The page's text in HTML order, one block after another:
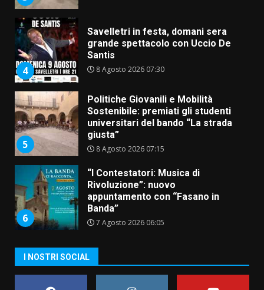
4
Savelletri in festa, domani sera
grande spettacolo con Uccio De
Santis
8 Agosto 2026 07:30
5
Politiche Giovanili e Mobilità
Sostenibile: premiati gli studenti
universitari del bando “La strada
giusta”
8 Agosto 2026 07:15
6
“I Contestatori: Musica di
Rivoluzione”: nuovo
appuntamento con “Fasano in
Banda”
7 Agosto 2026 06:05
amarezza per esclusione dal
campionato di calcio”
I NOSTRI SOCIAL